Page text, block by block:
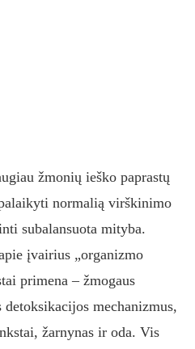
žmonių ieško paprastų
normalią virškinimo
subalansuota mityba.
įvairius „organizmo
primena – žmogaus
mechanizmus,
žarnynas ir oda. Vis